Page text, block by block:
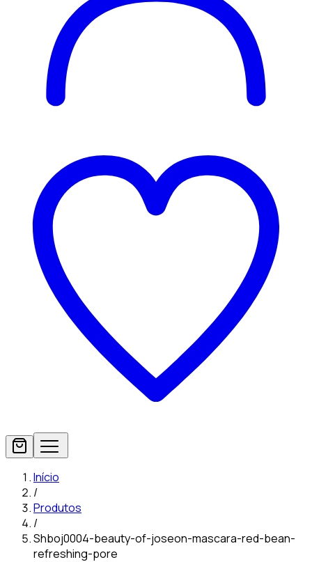
Início
/
Produtos
/
Shboj0004-beauty-of-joseon-mascara-red-bean-
refreshing-pore